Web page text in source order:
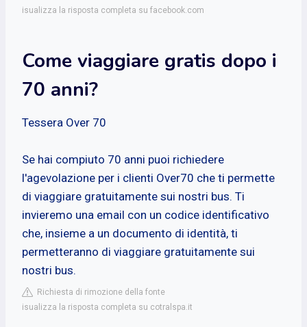
isualizza la risposta completa su facebook.com
Come viaggiare gratis dopo i
70 anni?
Tessera Over 70
Se hai compiuto 70 anni puoi richiedere
l'agevolazione per i clienti Over70 che ti permette
di viaggiare gratuitamente sui nostri bus. Ti
invieremo una email con un codice identificativo
che, insieme a un documento di identità, ti
permetteranno di viaggiare gratuitamente sui
nostri bus.
Richiesta di rimozione della fonte
isualizza la risposta completa su cotralspa.it